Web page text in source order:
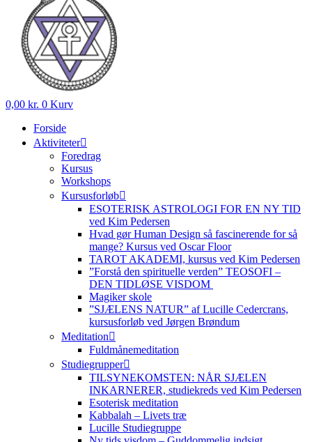
0,00 kr. 0 Kurv
Forside
Aktiviteter
Foredrag
Kursus
Workshops
Kursusforløb
ESOTERISK ASTROLOGI FOR EN NY TID
ved Kim Pedersen
Hvad gør Human Design så fascinerende for så
mange? Kursus ved Oscar Floor
TAROT AKADEMI, kursus ved Kim Pedersen
”Forstå den spirituelle verden” TEOSOFI –
DEN TIDLØSE VISDOM
Magiker skole
”SJÆLENS NATUR” af Lucille Cedercrans,
kursusforløb ved Jørgen Brøndum
Meditation
Fuldmånemeditation
Studiegrupper
TILSYNEKOMSTEN: NÅR SJÆLEN
INKARNERER, studiekreds ved Kim Pedersen
Esoterisk meditation
Kabbalah – Livets træ
Lucille Studiegruppe